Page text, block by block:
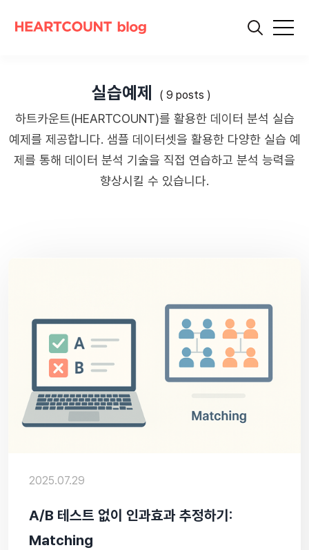
실습예제 ( 9 posts )
하트카운트(HEARTCOUNT)를 활용한 데이터 분석 실습
예제를 제공합니다. 샘플 데이터셋을 활용한 다양한 실습 예
제를 통해 데이터 분석 기술을 직접 연습하고 분석 능력을
향상시킬 수 있습니다.
2025.07.29
A/B 테스트 없이 인과효과 추정하기:
Matching